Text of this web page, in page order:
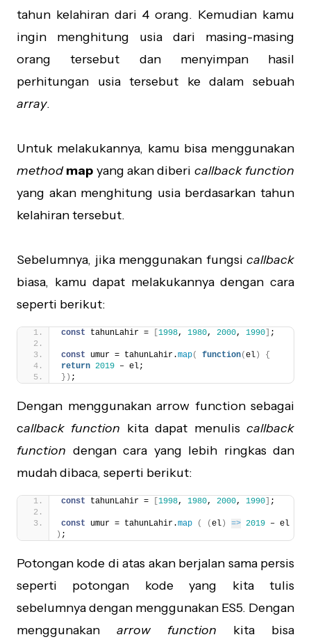
tahun kelahiran dari 4 orang. Kemudian kamu
ingin menghitung usia dari masing-masing
orang tersebut dan menyimpan hasil
perhitungan usia tersebut ke dalam sebuah
array.
Untuk melakukannya, kamu bisa menggunakan
method map yang akan diberi callback function
yang akan menghitung usia berdasarkan tahun
kelahiran tersebut.
Sebelumnya, jika menggunakan fungsi callback
biasa, kamu dapat melakukannya dengan cara
seperti berikut:
const tahunLahir = 1998, 1980, 2000, 1990 ;
const umur = tahunLahir.map( function(el )
{
return 2019 – el;
} ) ;
Dengan menggunakan arrow function sebagai
callback function kita dapat menuliscallback
function dengan cara yang lebih ringkas dan
mudah dibaca, seperti berikut:
const tahunLahir = 1998, 1980, 2000, 1990 ;
const umur = tahunLahir.map ( (el ) => 2019
) ;
Potongan kode di atas akan berjalan sama persis
seperti potongan kode yang kita tulis
sebelumnya dengan menggunakan ES5. Dengan
menggunakan arrow function kita bisa